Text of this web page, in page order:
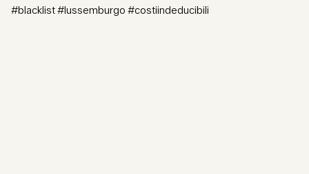
#blacklist #lussemburgo #costiindeducibili